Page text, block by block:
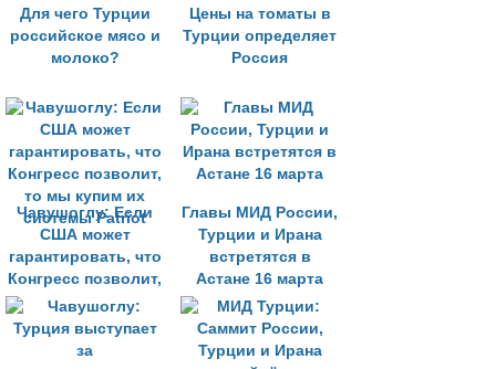
Для чего Турции
российское мясо и
молоко?
Цены на томаты в
Турции определяет
Россия
Чавушоглу: Если
США может
гарантировать, что
Конгресс позволит,
то мы купим их
системы Patriot
Главы МИД России,
Турции и Ирана
встретятся в
Астане 16 марта